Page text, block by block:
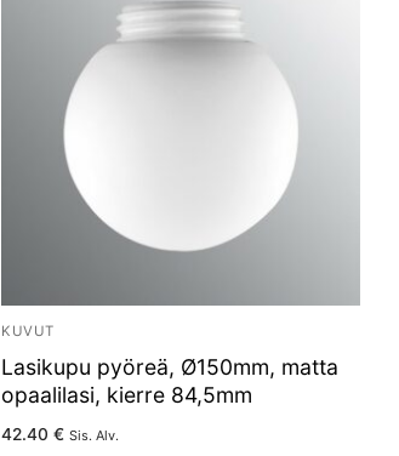
KUVUT
Lasikupu pyöreä, Ø150mm, matta
opaalilasi, kierre 84,5mm
42.40 € Sis. Alv.